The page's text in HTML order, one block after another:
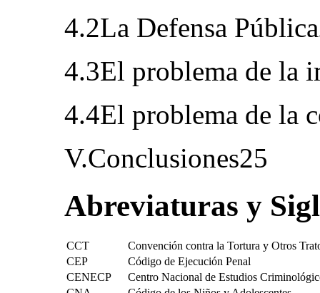
4.2La Defensa
4.3El problema de la
4.4El problema de la
V.Conclusiones25
Abreviaturas y
CCT
Convención contra la Tortura y Otros
CEP
Código de Ejecución Penal
CENECP
Centro Nacional de Estudios